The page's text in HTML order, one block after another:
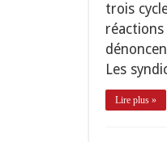
trois
Les
Lire plus »